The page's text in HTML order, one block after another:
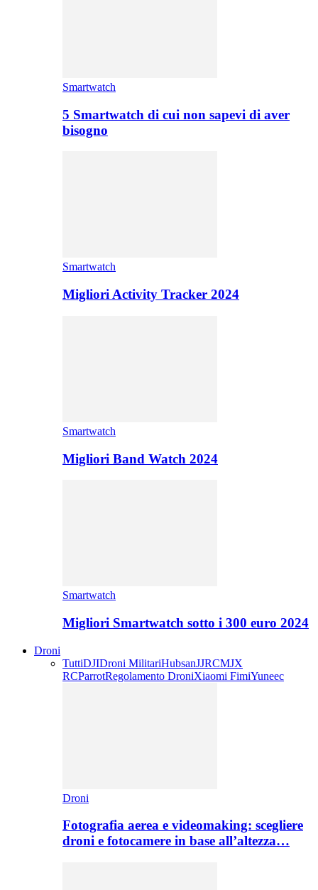
Smartwatch
5 Smartwatch di cui non sapevi di aver
bisogno
Smartwatch
Migliori Activity Tracker 2024
Smartwatch
Migliori Band Watch 2024
Smartwatch
Migliori Smartwatch sotto i 300 euro 2024
Droni
TuttiDJIDroni MilitariHubsanJJRCMJX
RCParrotRegolamento DroniXiaomi FimiYuneec
Droni
Fotografia aerea e videomaking: scegliere
droni e fotocamere in base all’altezza…